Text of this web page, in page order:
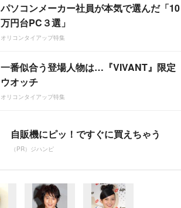
パソコンメーカー社員が本気で選んだ「10
万円台PC３選」
オリコンタイアップ特集
一番似合う登場人物は…『VIVANT』限定
ウオッチ
オリコンタイアップ特集
自販機にピッ！ですぐに買えちゃう
（PR）ジハンピ